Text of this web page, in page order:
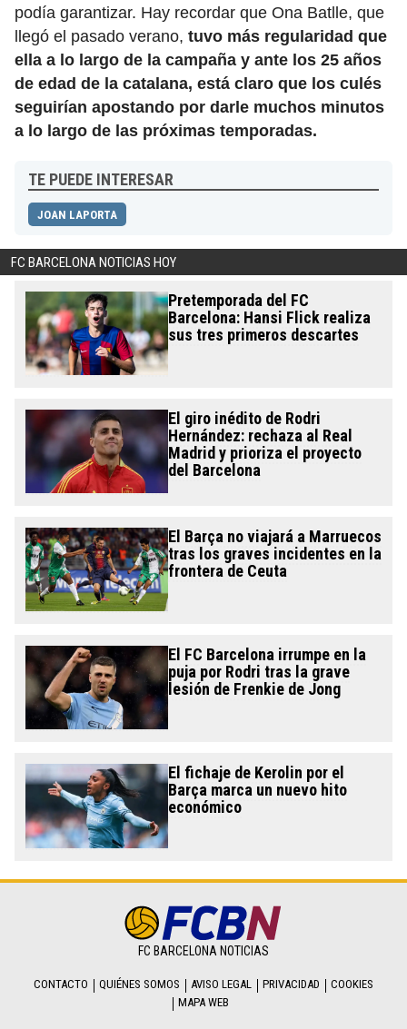
podía garantizar. Hay recordar que Ona Batlle, que
llegó el pasado verano, tuvo más regularidad que
ella a lo largo de la campaña y ante los 25 años
de edad de la catalana, está claro que los culés
seguirían apostando por darle muchos minutos
a lo largo de las próximas temporadas.
TE PUEDE INTERESAR
JOAN LAPORTA
FC BARCELONA NOTICIAS HOY
Pretemporada del FC
Barcelona: Hansi Flick realiza
sus tres primeros descartes
El giro inédito de Rodri
Hernández: rechaza al Real
Madrid y prioriza el proyecto
del Barcelona
El Barça no viajará a Marruecos
tras los graves incidentes en la
frontera de Ceuta
El FC Barcelona irrumpe en la
puja por Rodri tras la grave
lesión de Frenkie de Jong
El fichaje de Kerolin por el
Barça marca un nuevo hito
económico
FC BARCELONA NOTICIAS
CONTACTO QUIÉNES SOMOS AVISO LEGAL PRIVACIDAD
COOKIES
MAPA WEB